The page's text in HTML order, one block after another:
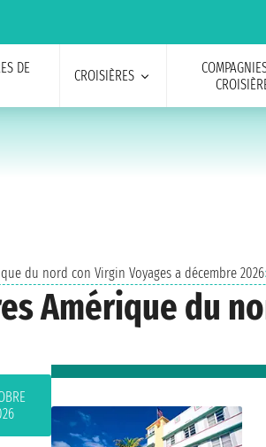
DE
CROISIÈRES
du nord con Virgin Voyages a décembre 2026
Amérique du